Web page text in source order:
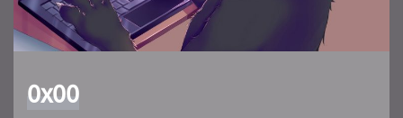
0x00